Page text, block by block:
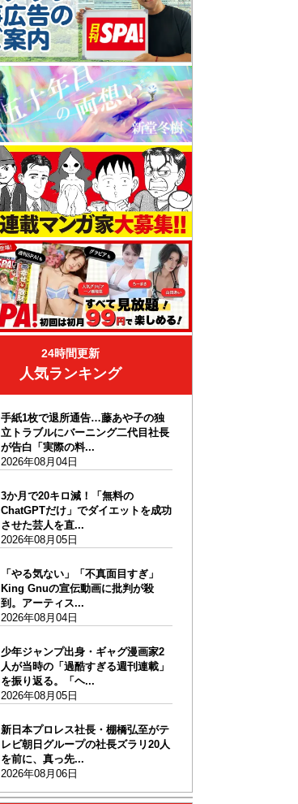
24時間更新
人気ランキング
手紙1枚で退所通告…藤あや子の独
立トラブルにバーニング二代目社長
が告白「実際の料...
2026年08月04日
3か月で20キロ減！「無料の
ChatGPTだけ」でダイエットを成功
させた芸人を直...
2026年08月05日
「やる気ない」「不真面目すぎ」
King Gnuの宣伝動画に批判が殺
到。アーティス...
2026年08月04日
少年ジャンプ出身・ギャグ漫画家2
人が当時の「過酷すぎる週刊連載」
を振り返る。「ヘ...
2026年08月05日
新日本プロレス社長・棚橋弘至がテ
レビ朝日グループの社長ズラリ20人
を前に、真っ先...
2026年08月06日